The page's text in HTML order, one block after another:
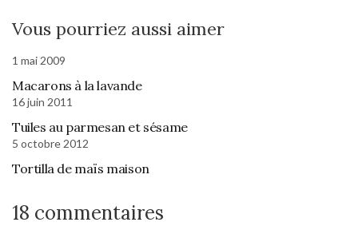
Vous pourriez aussi aimer
1 mai 2009
Macarons à la lavande
16 juin 2011
Tuiles au parmesan et sésame
5 octobre 2012
Tortilla de maïs maison
18 commentaires